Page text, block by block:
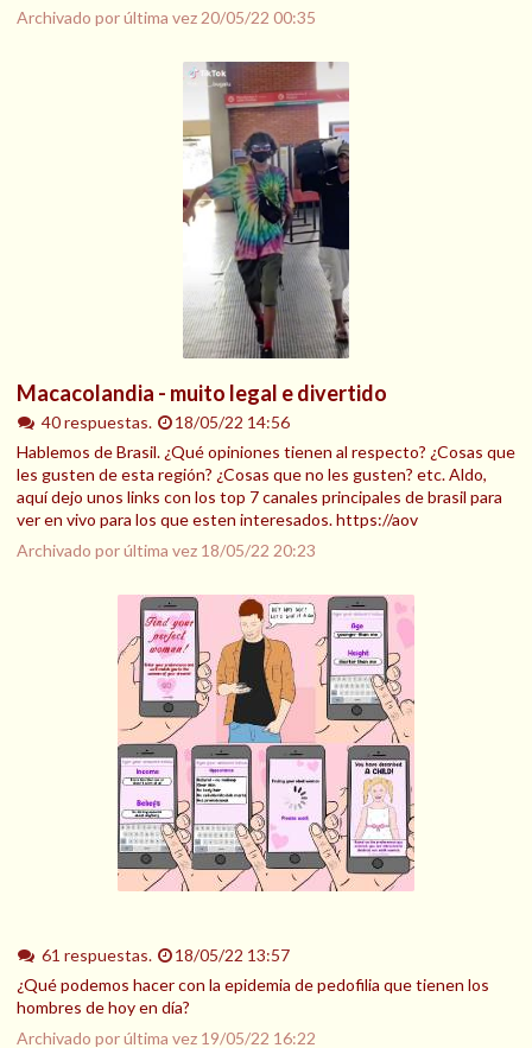
Archivado por última vez 20/05/22 00:35
Macacolandia - muito legal e divertido
40 respuestas.
18/05/22 14:56
Hablemos de Brasil. ¿Qué opiniones tienen al respecto? ¿Cosas que
les gusten de esta región? ¿Cosas que no les gusten? etc. Aldo,
aquí dejo unos links con los top 7 canales principales de brasil para
ver en vivo para los que esten interesados. https://aov
Archivado por última vez 18/05/22 20:23
61 respuestas.
18/05/22 13:57
¿Qué podemos hacer con la epidemia de pedofilia que tienen los
hombres de hoy en día?
Archivado por última vez 19/05/22 16:22